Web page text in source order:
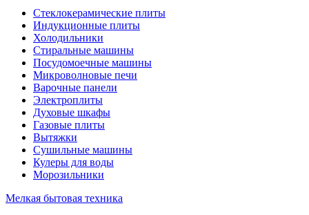
Стеклокерамические плиты
Индукционные плиты
Холодильники
Стиральные машины
Посудомоечные машины
Микроволновые печи
Варочные панели
Электроплиты
Духовые шкафы
Газовые плиты
Вытяжки
Сушильные машины
Кулеры для воды
Морозильники
Мелкая бытовая техника